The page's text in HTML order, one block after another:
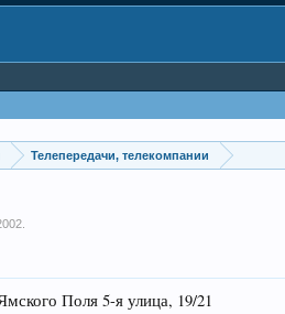
Телепередачи, телекомпании
Поля 5-я улица, 19/21